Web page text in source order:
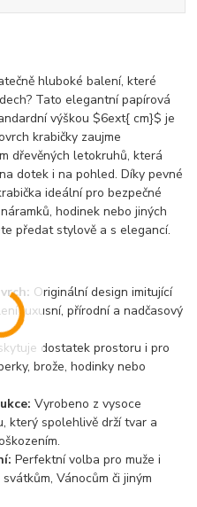
hluboké balení, které
Tato elegantní papírová
výškou$6ext{ cm}$ je
krabičky zaujme
dřevěných letokruhů, která
dotek i na pohled. Díky pevné
ideální pro bezpečné
hodinek nebo jiných
předat stylově a s elegancí.
Originální design imitující
luxusní, přírodní a nadčasový
dostatek prostoru i pro
brože, hodinky nebo
Vyrobeno z vysoce
který spolehlivě drží tvar a
Perfektní volba pro muže i
Vánocům či jiným